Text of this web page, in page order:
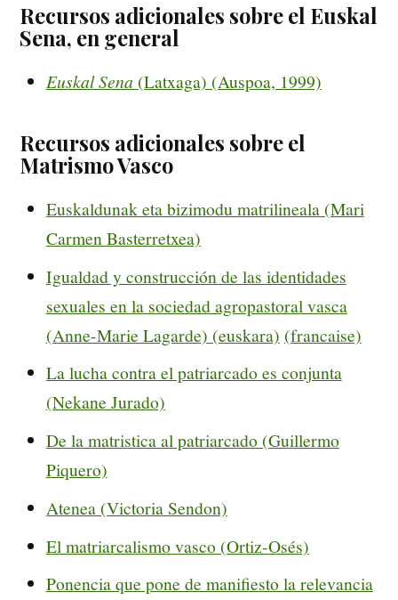
Recursos adicionales sobre el Euskal
Sena, en general
Euskal Sena (Latxaga) (Auspoa, 1999)
Recursos adicionales sobre el
Matrismo Vasco
Euskaldunak eta bizimodu matrilineala (Mari
Carmen Basterretxea)
Igualdad y construcción de las identidades
sexuales en la sociedad agropastoral vasca
(Anne-Marie Lagarde) (euskara) (francaise)
La lucha contra el patriarcado es conjunta
(Nekane Jurado)
De la matristica al patriarcado (Guillermo
Piquero)
Atenea (Victoria Sendon)
El matriarcalismo vasco (Ortiz-Osés)
Ponencia que pone de manifiesto la relevancia